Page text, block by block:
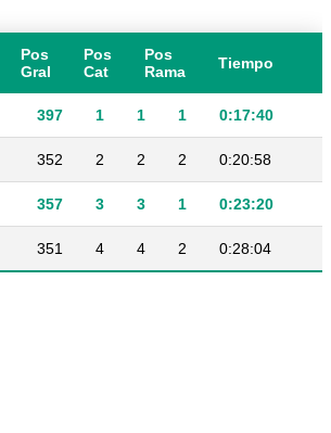
Pos
Gral
Pos
Cat
Pos
Rama
Tiempo
397 1 1 1 0:17:40
352 2 2 2 0:20:58
357 3 3 1 0:23:20
351 4 4 2 0:28:04